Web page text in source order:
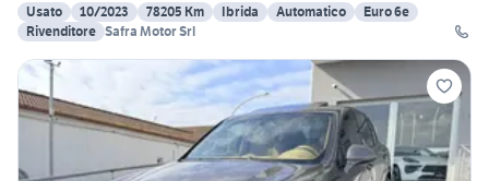
Usato
10/2023 78205 Km Ibrida Automatico
Euro 6e
Rivenditore Safra Motor Srl